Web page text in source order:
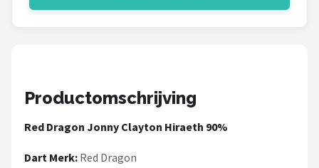
Unicorn
Productomschrijving
Red Dragon Jonny Clayton Hiraeth 90%
Dart Merk: Red Dragon